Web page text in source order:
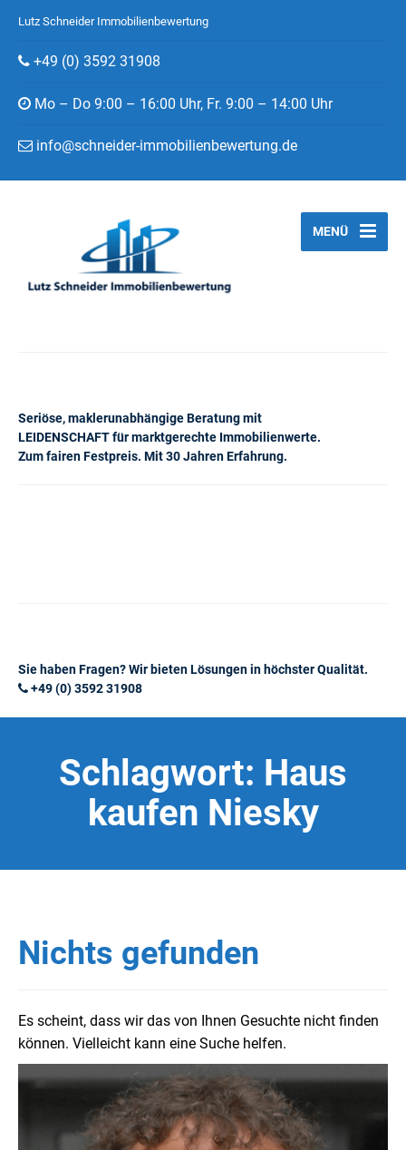
Lutz Schneider Immobilienbewertung
+49 (0) 3592 31908
Mo – Do 9:00 – 16:00 Uhr, Fr. 9:00 – 14:00 Uhr
info@schneider-immobilienbewertung.de
Seriöse, maklerunabhängige Beratung mit
LEIDENSCHAFT für marktgerechte Immobilienwerte.
Zum fairen Festpreis. Mit 30 Jahren Erfahrung.
MENÜ
Sie haben Fragen? Wir bieten Lösungen in höchster Qualität.
+49 (0) 3592 31908
Schlagwort: Haus
kaufen Niesky
Nichts gefunden
Es scheint, dass wir das von Ihnen Gesuchte nicht finden
können. Vielleicht kann eine Suche helfen.